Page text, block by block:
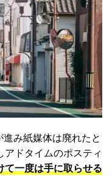
み紙媒体は廃れたと
ドタイムのポスティ
て一度は手に取らせる